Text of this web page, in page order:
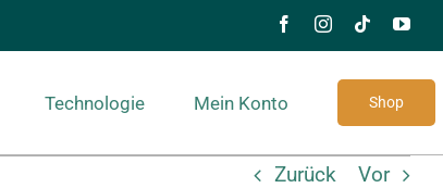
Technologie Mein Konto Shop
Zurück Vor